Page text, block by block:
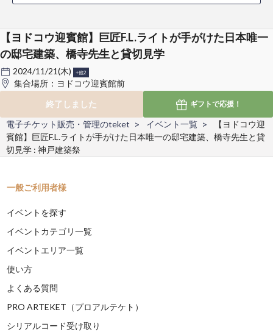
【ヨドコウ迎賓館】巨匠F.L.ライトが手がけた日本唯一
の邸宅建築、橋寺先生と貸切見学
2024/11/21(木) +他2
集合場所：ヨドコウ迎賓館前
終了しました
ギフトで応援！
電子チケット販売・管理のteket イベント一覧
【ヨドコウ迎
賓館】巨匠F.L.ライトが手がけた日本唯一の邸宅建築、橋寺先生と貸
切見学 : 神戸建築祭
一般ご利用者様
イベントを探す
イベントカテゴリ一覧
イベントエリア一覧
使い方
よくある質問
PRO ARTEKET（プロアルテケト）
シリアルコード受け取り